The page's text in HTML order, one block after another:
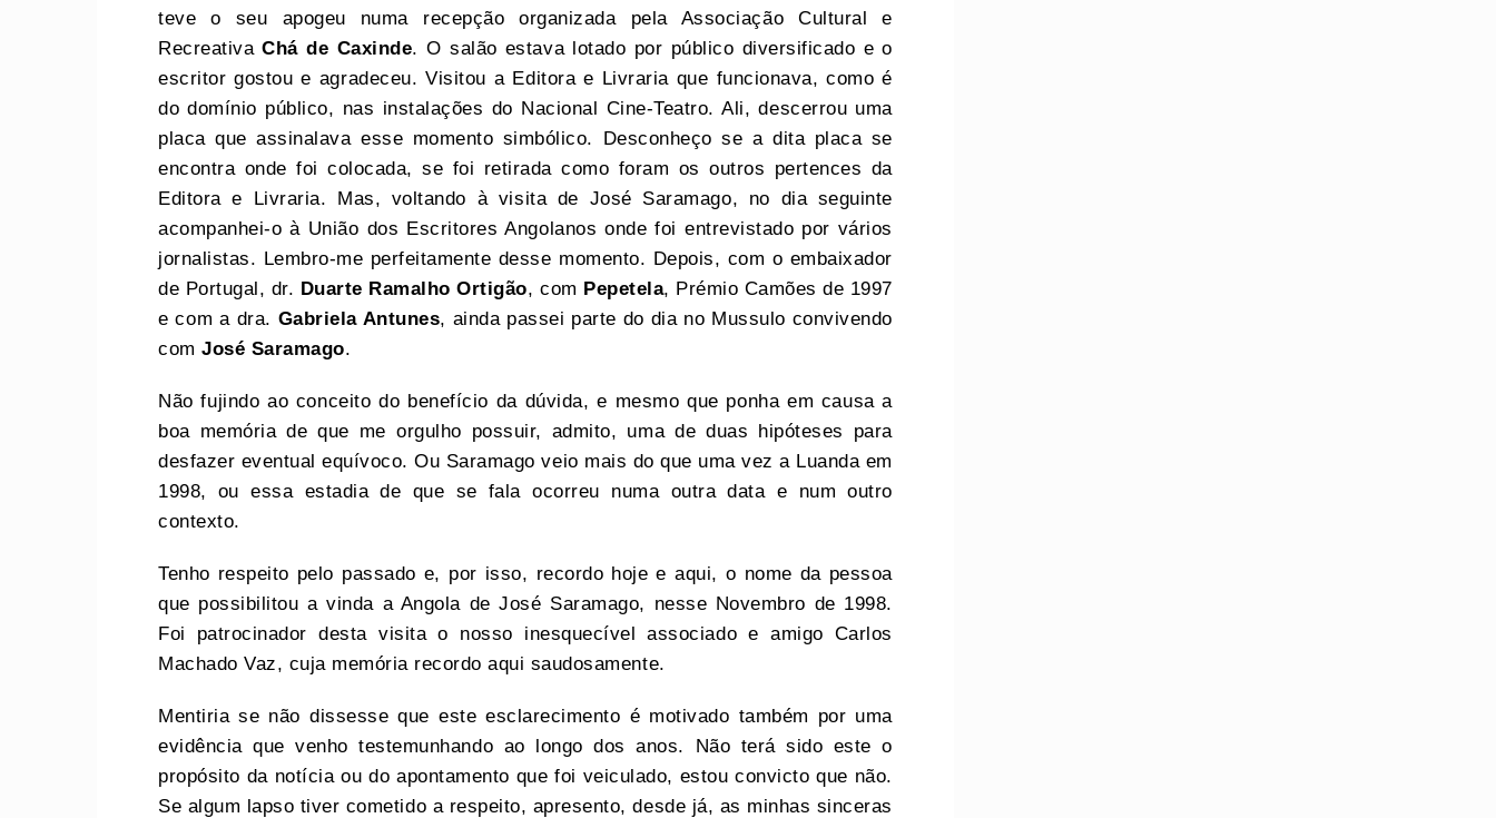
teve o seu apogeu numa recepção organizada pela Associação Cultural e
RecreativaChá de Caxinde. O salão estava lotado por público diversificado e o
escritor gostou e agradeceu. Visitou a Editora e Livraria que funcionava, como é
do domínio público, nas instalações do Nacional Cine-Teatro. Ali, descerrou uma
placa que assinalava esse momento simbólico. Desconheço se a dita placa se
encontra onde foi colocada, se foi retirada como foram os outros pertences da
Editora e Livraria. Mas, voltando à visita de José Saramago, no dia seguinte
acompanhei-o à União dos Escritores Angolanos onde foi entrevistado por vários
jornalistas. Lembro-me perfeitamente desse momento. Depois, com o embaixador
de Portugal, dr. Duarte Ramalho Ortigão, com Pepetela, Prémio Camões de 1997
e com a dra. Gabriela Antunes, ainda passei parte do dia no Mussulo convivendo
comJosé Saramago.
Não fujindo ao conceito do benefício da dúvida, e mesmo que ponha em causa a
boa memória de que me orgulho possuir, admito, uma de duas hipóteses para
desfazer eventual equívoco. Ou Saramago veio mais do que uma vez a Luanda em
1998, ou essa estadia de que se fala ocorreu numa outra data e num outro
contexto.
Tenho respeito pelo passado e, por isso, recordo hoje e aqui, o nome da pessoa
que possibilitou a vinda a Angola de José Saramago, nesse Novembro de 1998.
Foi patrocinador desta visita o nosso inesquecível associado e amigo Carlos
Machado Vaz, cuja memória recordo aqui saudosamente.
Mentiria se não dissesse que este esclarecimento é motivado também por uma
evidência que venho testemunhando ao longo dos anos. Não terá sido este o
propósito da notícia ou do apontamento que foi veiculado, estou convicto que não.
Se algum lapso tiver cometido a respeito, apresento, desde já, as minhas sinceras